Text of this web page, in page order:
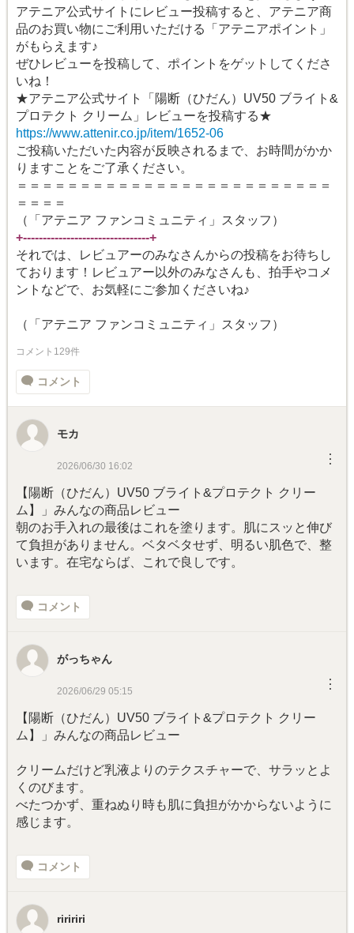
アテニア公式サイトにレビュー投稿すると、アテニア商
品のお買い物にご利用いただける「アテニアポイント」
がもらえます♪
ぜひレビューを投稿して、ポイントをゲットしてくださ
いね！
★アテニア公式サイト「陽断（ひだん）UV50 ブライト&
プロテクト クリーム」レビューを投稿する★
https://www.attenir.co.jp/item/1652-06
ご投稿いただいた内容が反映されるまで、お時間がかか
りますことをご了承ください。
＝＝＝＝＝＝＝＝＝＝＝＝＝＝＝＝＝＝＝＝＝＝＝＝＝
＝＝＝＝
（「アテニア ファンコミュニティ」スタッフ）
+--------------------------------+
それでは、レビュアーのみなさんからの投稿をお待ちし
ております！レビュアー以外のみなさんも、拍手やコメ
ントなどで、お気軽にご参加くださいね♪
（「アテニア ファンコミュニティ」スタッフ）
コメント129件
コメント
モカ
2026/06/30 16:02 ︙
【陽断（ひだん）UV50 ブライト&プロテクト クリー
ム】」みんなの商品レビュー
朝のお手入れの最後はこれを塗ります。肌にスッと伸び
て負担がありません。ベタベタせず、明るい肌色で、整
います。在宅ならば、これで良しです。
コメント
がっちゃん
2026/06/29 05:15 ︙
【陽断（ひだん）UV50 ブライト&プロテクト クリー
ム】」みんなの商品レビュー
クリームだけど乳液よりのテクスチャーで、サラッとよ
くのびます。
べたつかず、重ねぬり時も肌に負担がかからないように
感じます。
コメント
riririri